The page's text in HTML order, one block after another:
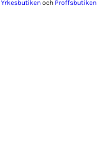
Yrkesbutikenoch Proffsbutiken